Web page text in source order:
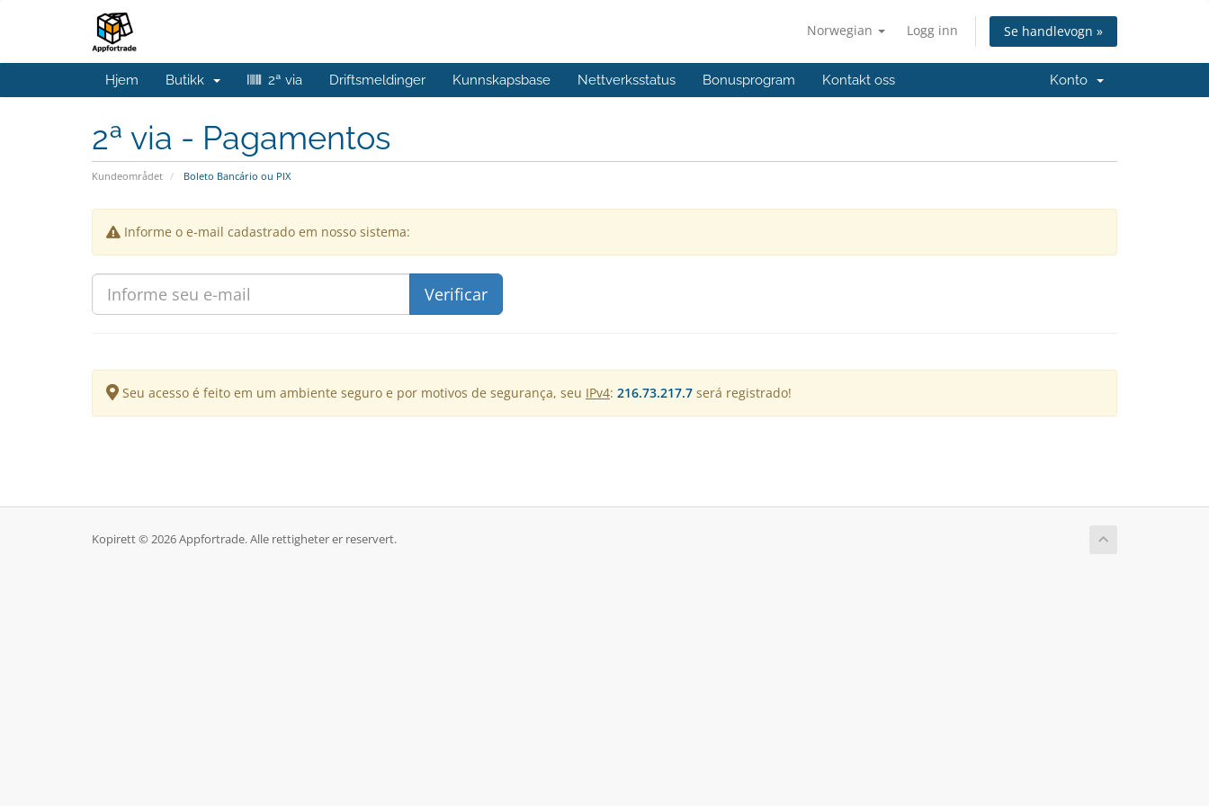
Norwegian Logg inn Se handlevogn »
Hjem Butikk 2ª via Driftsmeldinger Kunnskapsbase Nettverksstatus Bonusprogram Kontakt oss Konto
2ª via - Pagamentos
Kundeområdet Boleto Bancário ou PIX
Informe o e-mail cadastrado em nosso sistema:
Seu acesso é feito em um ambiente seguro e por motivos de segurança, seu IPv4: 216.73.217.7 será registrado!
Kopirett © 2026 Appfortrade. Alle rettigheter er reservert.